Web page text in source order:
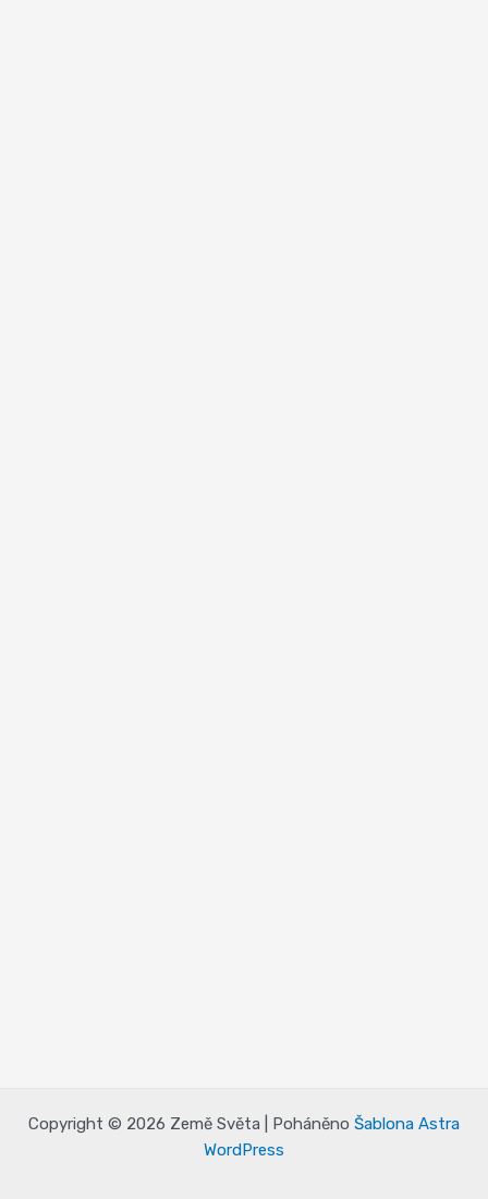
Copyright © 2026 Země Světa | Poháněno Šablona Astra
WordPress